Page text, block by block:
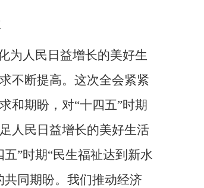
为人民日益增长的美好生
不断提高。这次全会紧紧
和期盼，对“十四五”时期
人民日益增长的美好生活
”时期“民生福祉达到新水
同期盼。我们推动经济